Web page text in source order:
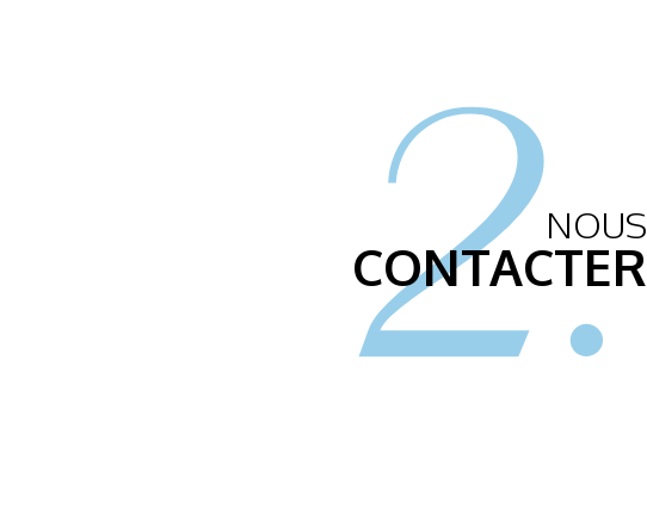
2.
NOUS
CONTACTER